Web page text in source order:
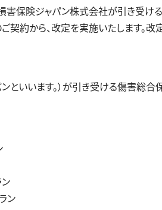
保険ジャパン株式会社が引き受け
契約から、改定を実施いたします。
といいます。）が引き受ける傷害総
ン